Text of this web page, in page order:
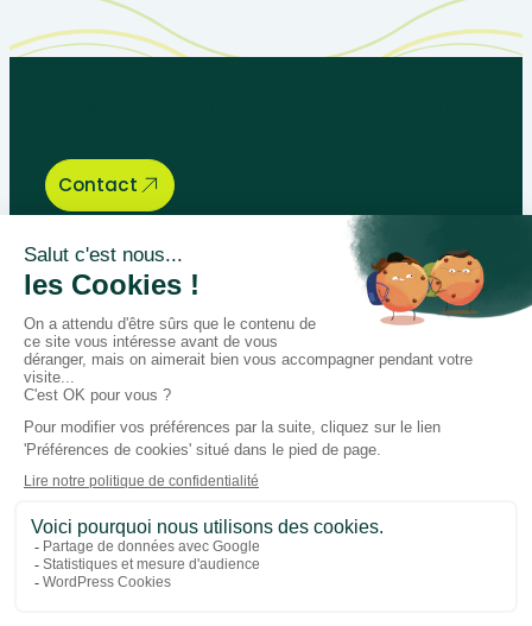
Contact
Bégénat
Level of education
News
Return policy
100% secure payment
Follow us on social media
FacebookInstagram